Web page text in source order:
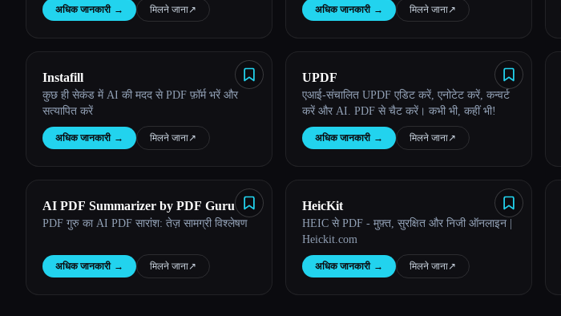
अधिक जानकारी → मिलने जाना↗︎ अधिक जानकारी → मिलने जाना↗︎
Instafill
कुछ ही सेकंड में AI की मदद से PDF फ़ॉर्म भरें और
सत्यापित करें
अधिक जानकारी → मिलने जाना↗︎
UPDF
एआई-संचालित UPDF एडिट करें, एनोटेट करें, कन्वर्ट
करें और AI. PDF से चैट करें। कभी भी, कहीं भी!
अधिक जानकारी → मिलने जाना↗︎
AI PDF Summarizer by PDF Guru
PDF गुरु का AI PDF सारांश: तेज़ सामग्री विश्लेषण
अधिक जानकारी → मिलने जाना↗︎
HeicKit
HEIC से PDF - मुफ़्त, सुरक्षित और निजी ऑनलाइन |
Heickit.com
अधिक जानकारी → मिलने जाना↗︎